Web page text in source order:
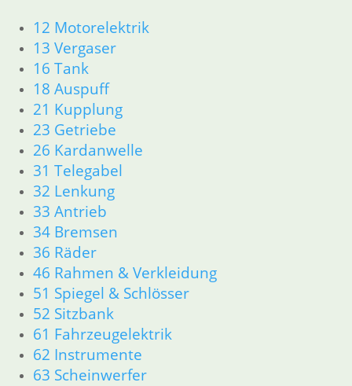
12 Motorelektrik
13 Vergaser
16 Tank
18 Auspuff
21 Kupplung
23 Getriebe
26 Kardanwelle
31 Telegabel
32 Lenkung
33 Antrieb
34 Bremsen
36 Räder
46 Rahmen & Verkleidung
51 Spiegel & Schlösser
52 Sitzbank
61 Fahrzeugelektrik
62 Instrumente
63 Scheinwerfer